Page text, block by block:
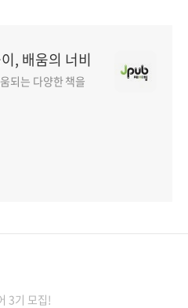
, 배움의 너비
되는 다양한 책을
3기 모집!